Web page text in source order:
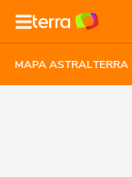
MAPA ASTRAL